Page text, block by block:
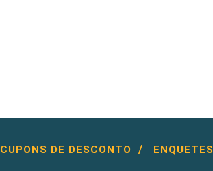
CUPONS DE DESCONTO / ENQUETES